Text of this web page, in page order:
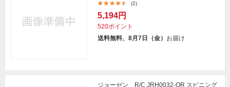
(2)
5,194円
520ポイント
送料無料、8月7日（金） お届け
ジョーゼン R/C JRH0032-OR スピニング